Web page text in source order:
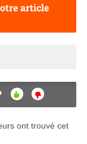
article
OU
NO
N
ont trouvé cet